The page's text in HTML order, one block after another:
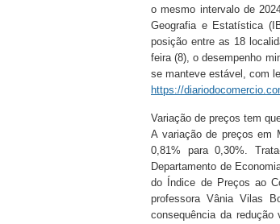
o mesmo intervalo de
Geografia e Estatística
posição entre as 18
feira (8), o desempenho
se manteve estável, com
https://
Variação de preços tem
A variação de preços em
0,81% para 0,30%.
Departamento de
do Índice de Preços ao
professora Vânia Vilas
consequência da